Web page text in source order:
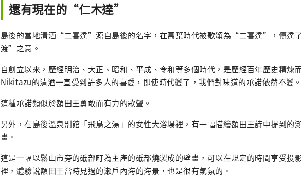
還有現在的“仁木達”
島後的當地清酒“二喜達”源自島後的名字，在萬葉時代被歌頌為“二喜達”，傳達
渡”之意。
自創立以來，歷經明治、大正、昭和、平成、令和等多個時代，是歷經百年歷史精煉
Nikitazu的清酒一直受到許多人的喜愛，即使時代變了，我們對味道的承諾依然不變。
這種承諾類似於額田王勇敢而有力的歌聲。
另外，在島後溫泉別館「飛鳥之湯」的女性大浴場裡，有一幅描繪額田王詩中提到的
畫。
這是一幅以鬆山市旁的砥部町為主產的砥部燒製成的壁畫，可以在規定的時間享受投
裡，體驗說額田王當時見過的瀨戶內海的海景，也是很有氣氛的。